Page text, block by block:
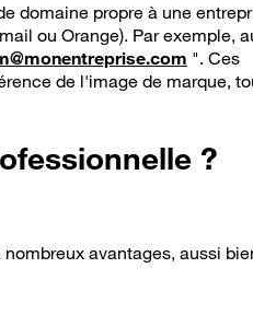
domaine propre à une
ou Orange). Par exemple,
". Ces
de l'image de marque,
?
avantages, aussi